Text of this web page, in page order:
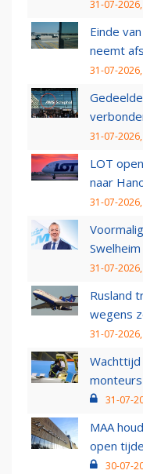
31-07-
Einde
neemt
31-07-
31-07-
LOT
naar
31-07-
31-07-
Rusland
wegens
31-07-
31-07-
MAA
open
30-07-